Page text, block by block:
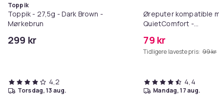
Toppik
Toppik - 27,5g - Dark Brown -
Mørkebrun
299 kr
4,2
torsdag, 13 aug.
Øreputer kompatible
QuietComfort -
79 kr
Tidligere laveste pris: 99 kr
4,4
mandag, 17 aug.